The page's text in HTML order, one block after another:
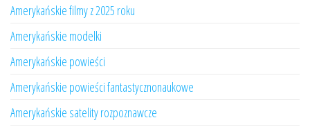
Amerykańskie filmy z 2025 roku
Amerykańskie modelki
Amerykańskie powieści
Amerykańskie powieści fantastycznonaukowe
Amerykańskie satelity rozpoznawcze